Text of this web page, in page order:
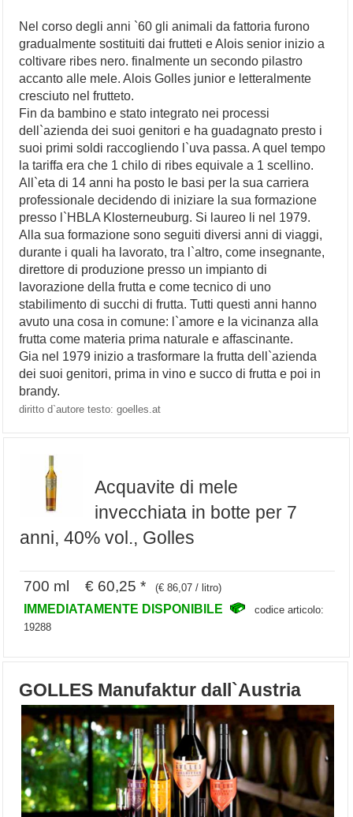
Nel corso degli anni `60 gli animali da fattoria furono
gradualmente sostituiti dai frutteti e Alois senior inizio a
coltivare ribes nero. finalmente un secondo pilastro
accanto alle mele. Alois Golles junior e letteralmente
cresciuto nel frutteto.
Fin da bambino e stato integrato nei processi
dell`azienda dei suoi genitori e ha guadagnato presto i
suoi primi soldi raccogliendo l`uva passa. A quel tempo
la tariffa era che 1 chilo di ribes equivale a 1 scellino.
All`eta di 14 anni ha posto le basi per la sua carriera
professionale decidendo di iniziare la sua formazione
presso l`HBLA Klosterneuburg. Si laureo li nel 1979.
Alla sua formazione sono seguiti diversi anni di viaggi,
durante i quali ha lavorato, tra l`altro, come insegnante,
direttore di produzione presso un impianto di
lavorazione della frutta e come tecnico di uno
stabilimento di succhi di frutta. Tutti questi anni hanno
avuto una cosa in comune: l`amore e la vicinanza alla
frutta come materia prima naturale e affascinante.
Gia nel 1979 inizio a trasformare la frutta dell`azienda
dei suoi genitori, prima in vino e succo di frutta e poi in
brandy.
diritto d`autore testo: goelles.at
Acquavite di mele
invecchiata in botte per 7
anni, 40% vol., Golles
700 ml € 60,25 * (€ 86,07 / litro)
IMMEDIATAMENTE DISPONIBILE
codice articolo:
19288
GOLLES Manufaktur dall`Austria